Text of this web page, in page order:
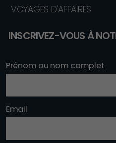
VOYAGES D'AFFAIRES
INSCRIVEZ-VOUS À
Prénom ou nom complet
Email